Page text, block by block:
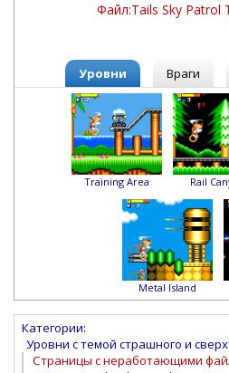
Файл:Tails Sky Patrol
Уровни Враги
Training Area Rail
Metal Island
Категории:
Уровни с темой страшного и
Страницы с неработающими